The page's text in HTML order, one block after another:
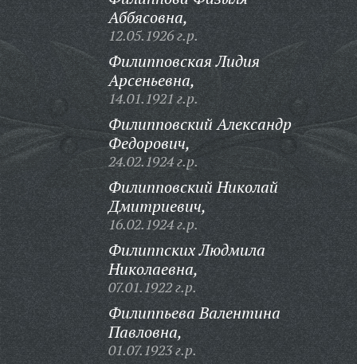
Аббясовна,
12.05.1926 г.р.
Филипповская Лидия
Арсеньевна,
14.01.1921 г.р.
Филипповский Александр
Федорович,
24.02.1924 г.р.
Филипповский Николай
Дмитриевич,
16.02.1924 г.р.
Филиппских Людмила
Николаевна,
07.01.1922 г.р.
Филиппьева Валентина
Павловна,
01.07.1923 г.р.